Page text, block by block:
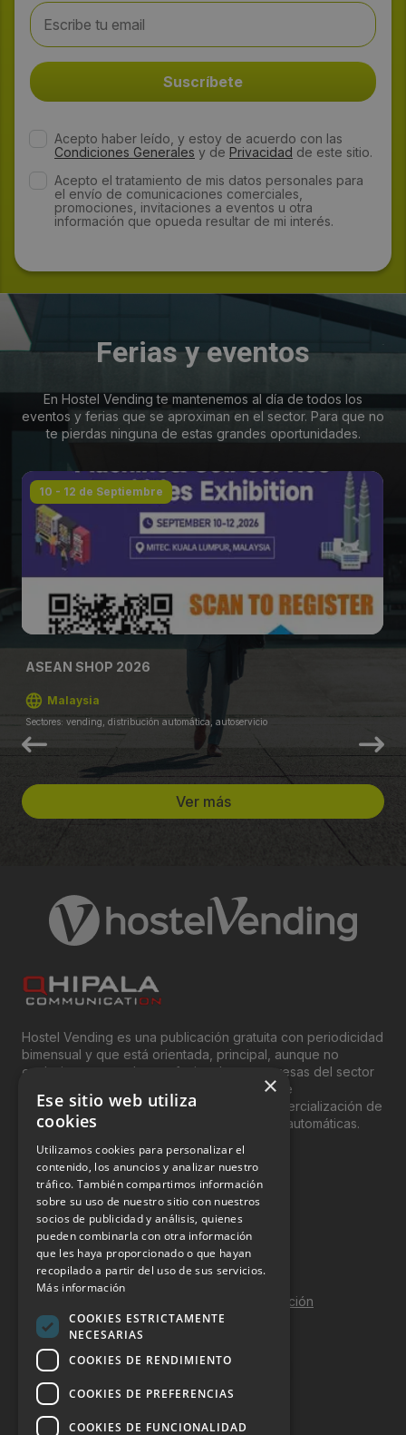
Acepto haber leído, y estoy de acuerdo con las
Condiciones Generales y de Privacidad de este sitio.
Acepto el tratamiento de mis datos personales para
el envío de comunicaciones comerciales,
promociones, invitaciones a eventos u otra
información que opueda resultar de mi interés.
Ferias y eventos
En Hostel Vending te mantenemos al día de todos los
eventos y ferias que se aproximan en el sector. Para que no
te pierdas ninguna de estas grandes oportunidades.
10 - 12 de Septiembre
ASEAN SHOP 2026
Malaysia
Sectores: vending, distribución automática, autoservicio
Ver más
Hostel Vending es una publicación gratuita con periodicidad
bimensual y que está orientada, principal, aunque no
exclusivamente, a los profesionales y empresas del sector
del “Vending”; nombre con el que se conoce
genéricamente entre profesionales a la comercialización de
productos y servicios a través de máquinas automáticas.
INFORMACIÓN LEGAL
Aviso Legal
Política de Privacidad
Política de Cookies
Política de calidad y seguridad de la información
Contacto
DOSSIER Y CONTRATACIÓN
×
Ese sitio web utiliza
cookies
Utilizamos cookies para personalizar el
contenido, los anuncios y analizar nuestro
tráfico. También compartimos información
sobre su uso de nuestro sitio con nuestros
socios de publicidad y análisis, quienes
pueden combinarla con otra información
que les haya proporcionado o que hayan
recopilado a partir del uso de sus servicios.
Más información
COOKIES ESTRICTAMENTE
NECESARIAS
COOKIES DE RENDIMIENTO
COOKIES DE PREFERENCIAS
COOKIES DE FUNCIONALIDAD